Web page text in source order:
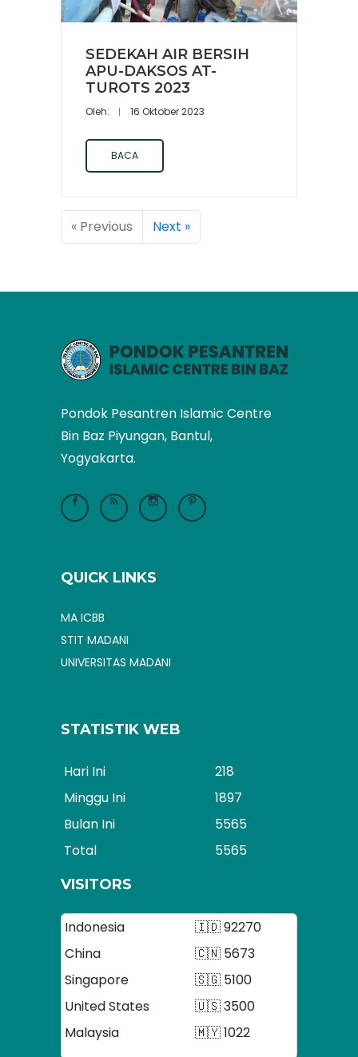
SEDEKAH AIR BERSIH
APU-DAKSOS AT-
TUROTS 2023
Oleh: 16 Oktober 2023
BACA
« Previous Next »
Pondok Pesantren Islamic Centre
Bin Baz Piyungan, Bantul,
Yogyakarta.
QUICK LINKS
MA ICBB
STIT MADANI
UNIVERSITAS MADANI
STATISTIK WEB
Hari Ini
218
Minggu Ini
1897
Bulan Ini
5565
Total
5565
VISITORS
Indonesia
🇮🇩 92270
China
🇨🇳 5673
Singapore
🇸🇬 5100
United States
🇺🇸 3500
Malaysia
🇲🇾 1022